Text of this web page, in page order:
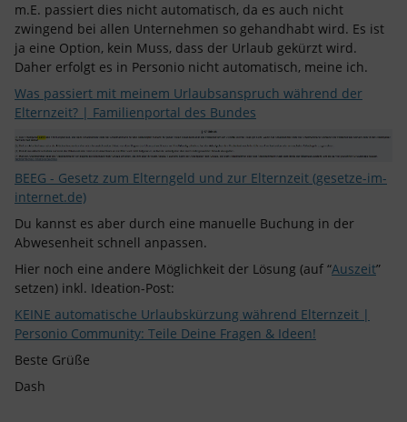
m.E. passiert dies nicht automatisch, da es auch nicht
zwingend bei allen Unternehmen so gehandhabt wird. Es ist
ja eine Option, kein Muss, dass der Urlaub gekürzt wird.
Daher erfolgt es in Personio nicht automatisch, meine ich.
Was passiert mit meinem Urlaubsanspruch während der
Elternzeit? | Familienportal des Bundes
BEEG - Gesetz zum Elterngeld und zur Elternzeit (gesetze-im-
internet.de)
Du kannst es aber durch eine manuelle Buchung in der
Abwesenheit schnell anpassen.
Hier noch eine andere Möglichkeit der Lösung (auf “Auszeit”
setzen) inkl. Ideation-Post:
KEINE automatische Urlaubskürzung während Elternzeit |
Personio Community: Teile Deine Fragen & Ideen!
Beste Grüße
Dash